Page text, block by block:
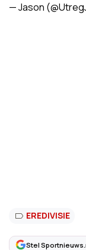
— Jason
EREDIVISIE
Stel